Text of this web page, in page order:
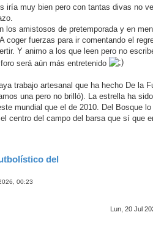
iría muy bien pero con tantas divas no
los amistosos de pretemporada y en
coger fuerzas para ir comentando el
Y animo a los que leen pero no
será aún más entretenido
trabajo artesanal que ha hecho De la
una pero no brilló). La estrella ha
mundial que el de 2010. Del Bosque
centro del campo del barsa que sí que
del
00:23
Lun, 20 Jul